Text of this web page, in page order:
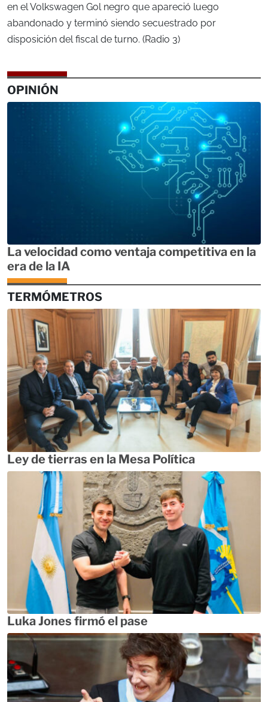
en el Volkswagen Gol negro que apareció luego
abandonado y terminó siendo secuestrado por
disposición del fiscal de turno. (Radio 3)
OPINIÓN
La velocidad como ventaja competitiva en la
era de la IA
TERMÓMETROS
Ley de tierras en la Mesa Política
Luka Jones firmó el pase